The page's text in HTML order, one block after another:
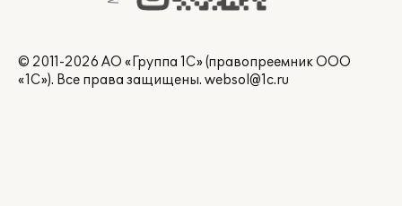
© 2011-2026 АО «Группа 1С» (правопреемник ООО
«1С»). Все права защищены. websol@1c.ru